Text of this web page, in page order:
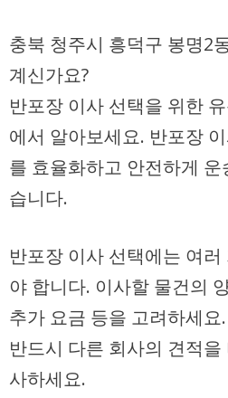
충북 청주시 흥덕구 봉명2
계신가요?
반포장 이사 선택을 위한
에서 알아보세요. 반포장
를 효율화하고 안전하게
습니다.
반포장 이사 선택에는 여
야 합니다. 이사할 물건의
추가 요금 등을 고려하세
반드시 다른 회사의 견적
사하세요.